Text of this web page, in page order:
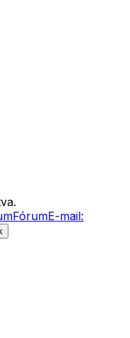
FórumE-mail: